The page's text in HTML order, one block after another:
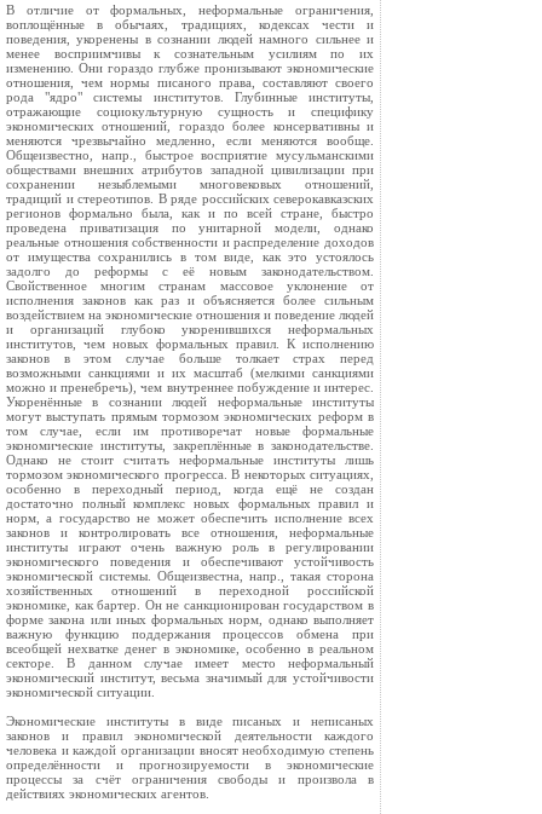
В отличие от формальных, неформальные ограничения,
воплощённые в обычаях, традициях, кодексах чести и
поведения, укоренены в сознании людей намного сильнее и
менее восприимчивы к сознательным усилиям по их
изменению. Они гораздо глубже пронизывают экономические
отношения, чем нормы писаного права, составляют своего
рода "ядро" системы институтов. Глубинные институты,
отражающие социокультурную сущность и специфику
экономических отношений, гораздо более консервативны и
меняются чрезвычайно медленно, если меняются вообще.
Общеизвестно, напр., быстрое восприятие мусульманскими
обществами внешних атрибутов западной цивилизации при
сохранении незыблемыми многовековых отношений,
традиций и стереотипов. В ряде российских северокавказских
регионов формально была, как и по всей стране, быстро
проведена приватизация по унитарной модели, однако
реальные отношения собственности и распределение доходов
от имущества сохранились в том виде, как это устоялось
задолго до реформы с её новым законодательством.
Свойственное многим странам массовое уклонение от
исполнения законов как раз и объясняется более сильным
воздействием на экономические отношения и поведение людей
и организаций глубоко укоренившихся неформальных
институтов, чем новых формальных правил. К исполнению
законов в этом случае больше толкает страх перед
возможными санкциями и их масштаб (мелкими санкциями
можно и пренебречь), чем внутреннее побуждение и интерес.
Укоренённые в сознании людей неформальные институты
могут выступать прямым тормозом экономических реформ в
том случае, если им противоречат новые формальные
экономические институты, закреплённые в законодательстве.
Однако не стоит считать неформальные институты лишь
тормозом экономического прогресса. В некоторых ситуациях,
особенно в переходный период, когда ещё не создан
достаточно полный комплекс новых формальных правил и
норм, а государство не может обеспечить исполнение всех
законов и контролировать все отношения, неформальные
институты играют очень важную роль в регулировании
экономического поведения и обеспечивают устойчивость
экономической системы. Общеизвестна, напр., такая сторона
хозяйственных отношений в переходной российской
экономике, как бартер. Он не санкционирован государством в
форме закона или иных формальных норм, однако выполняет
важную функцию поддержания процессов обмена при
всеобщей нехватке денег в экономике, особенно в реальном
секторе. В данном случае имеет место неформальный
экономический институт, весьма значимый для устойчивости
экономической ситуации.
Экономические институты в виде писаных и неписаных
законов и правил экономической деятельности каждого
человека и каждой организации вносят необходимую степень
определённости и прогнозируемости в экономические
процессы за счёт ограничения свободы и произвола в
действиях экономических агентов.